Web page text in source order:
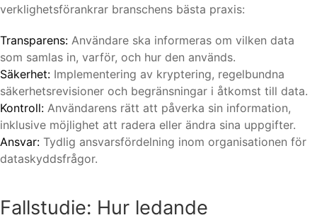
verklighetsförankrar branschens bästa praxis:
Transparens: Användare ska informeras om vilken data
som samlas in, varför, och hur den används.
Säkerhet: Implementering av kryptering, regelbundna
säkerhetsrevisioner och begränsningar i åtkomst till data.
Kontroll: Användarens rätt att påverka sin information,
inklusive möjlighet att radera eller ändra sina uppgifter.
Ansvar: Tydlig ansvarsfördelning inom organisationen för
dataskyddsfrågor.
Fallstudie: Hur ledande